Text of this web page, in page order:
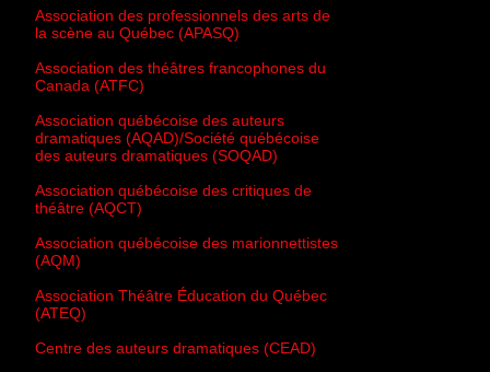
Association des professionnels des arts de
la scène au Québec (APASQ)
Association des théâtres francophones du
Canada (ATFC)
Association québécoise des auteurs
dramatiques (AQAD)/Société québécoise
des auteurs dramatiques (SOQAD)
Association québécoise des critiques de
théâtre (AQCT)
Association québécoise des marionnettistes
(AQM)
Association Théâtre Éducation du Québec
(ATEQ)
Centre des auteurs dramatiques (CEAD)